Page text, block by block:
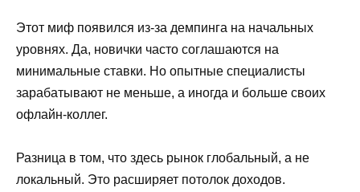
Этот миф появился из-за демпинга на начальных
уровнях. Да, новички часто соглашаются на
минимальные ставки. Но опытные специалисты
зарабатывают не меньше, а иногда и больше своих
офлайн-коллег.
Разница в том, что здесь рынок глобальный, а не
локальный. Это расширяет потолок доходов.